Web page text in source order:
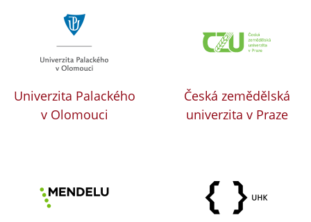
Univerzita Palackého
v Olomouci
Česká zemědělská
univerzita v Praze